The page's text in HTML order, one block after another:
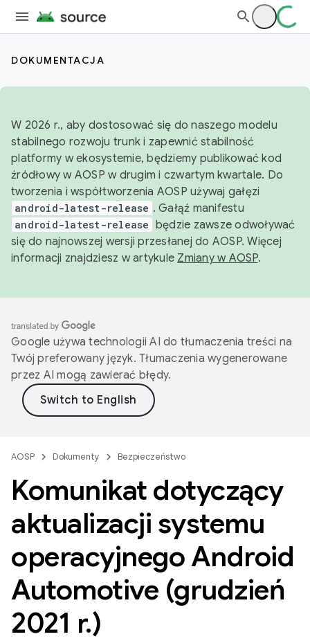
DOKUMENTACJA
W 2026 r., aby dostosować się do naszego modelu
stabilnego rozwoju trunk i zapewnić stabilność
platformy w ekosystemie, będziemy publikować kod
źródłowy w AOSP w drugim i czwartym kwartale. Do
tworzenia i współtworzenia AOSP używaj gałęzi
android-latest-release . Gałąź manifestu
android-latest-release będzie zawsze odwoływać
się do najnowszej wersji przesłanej do AOSP. Więcej
informacji znajdziesz w artykule Zmiany w AOSP.
Google używa technologii AI do tłumaczenia treści na
Twój preferowany język. Tłumaczenia wygenerowane
przez AI mogą zawierać błędy.
AOSP Dokumenty Bezpieczeństwo
Komunikat dotyczący
aktualizacji systemu
operacyjnego Android
Automotive (grudzień
2021 r.)